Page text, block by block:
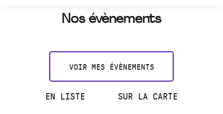
Nos évènements
VOIR MES ÉVÈNEMENTS
EN LISTE
SUR LA CARTE